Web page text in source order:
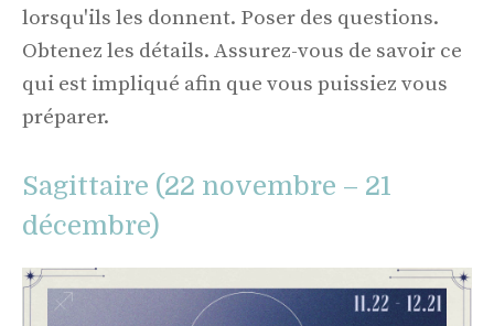
lorsqu'ils les donnent. Poser des questions.
Obtenez les détails. Assurez-vous de savoir ce
qui est impliqué afin que vous puissiez vous
préparer.
Sagittaire (22 novembre – 21
décembre)